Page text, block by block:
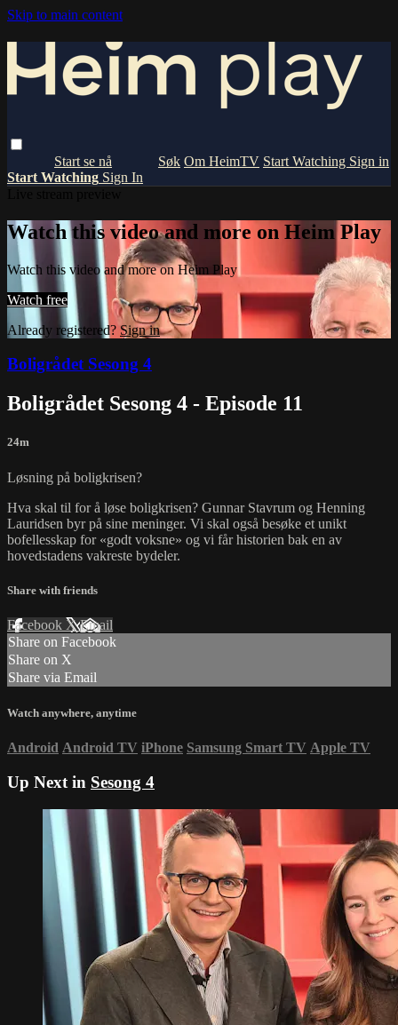
Skip to main content
Om HeimTV Start Watching Sign in
Start Watching Sign In
Watch this video and more on Heim Play
Watch this video and more on Heim Play
Watch free
Already registered? Sign in
Boligrådet Sesong 4
Boligrådet Sesong 4 - Episode 11
24m
Løsning på boligkrisen?
Hva skal til for å løse boligkrisen? Gunnar Stavrum og Henning
Lauridsen byr på sine meninger. Vi skal også besøke et unikt
bofellesskap for «godt voksne» og vi får historien bak en av
hovedstadens vakreste bydeler.
Share with friends
Facebook XEmail
Share on Facebook
Share on X
Share via Email
Watch anywhere, anytime
Android Android TV iPhone Samsung Smart TV Apple TV
Up Next in Sesong 4